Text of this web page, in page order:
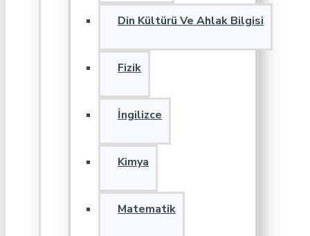
Din Kültürü Ve Ahlak Bilgisi
Fizik
İngilizce
Kimya
Matematik